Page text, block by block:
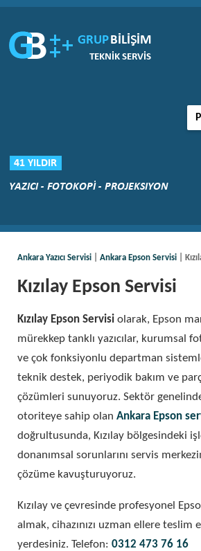
Ankara Yazıcı Servisi Ankara Epson Servisi |
Kızılay Epson Servisi
Kızılay Epson Servisi olarak, Epson
mürekkep tanklı yazıcılar, kurumsal
ve çok fonksiyonlu departman
teknik destek, periyodik bakım ve
çözümleri sunuyoruz. Sektör
otoriteye sahip olan Ankara Epson
doğrultusunda, Kızılay bölgesindeki
donanımsal sorunlarını servis
çözüme kavuşturuyoruz.
Kızılay ve çevresinde profesyonel
almak, cihazınızı uzman ellere teslim
yerdesiniz. Telefon: 0312 473 76 16